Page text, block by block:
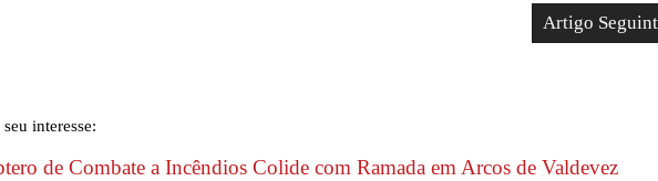
Artigo
interesse:
de Combate a Incêndios Colide com Ramada em Arcos de Valdevez